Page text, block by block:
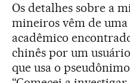
Os detalhes sobre a
mineiros vêm de
acadêmico
chinês por um
que usa o